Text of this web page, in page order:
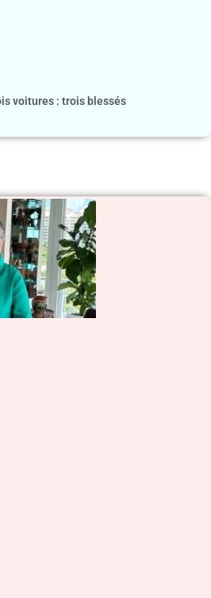
voitures : trois blessés